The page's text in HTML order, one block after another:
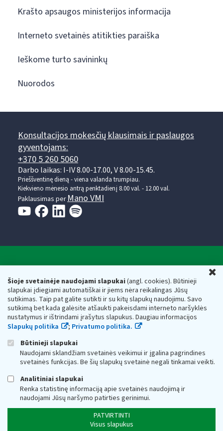
Šioje svetainėje naudojami slapukai(angl. cookies). Būtinieji
slapukai įdiegiami automatiškai ir jiems nėra reikalingas Jūsų
sutikimas. Taip pat galite sutikti ir su kitų slapukų naudojimu. Savo
sutikimą bet kada galėsite atšaukti pakeisdami interneto naršyklės
nustatymus ir ištrindami įrašytus slapukus. Daugiau informacijos
Slapukų politika
; Privatumo politika.
Būtinieji slapukai
Naudojami sklandžiam svetainės veikimui ir įgalina pagrindines
svetainės funkcijas. Be šių slapukų svetainė negali tinkamai veikti.
Analitiniai slapukai
Renka statistinę informaciją apie svetainės naudojimą ir
naudojami Jūsų naršymo patirties gerinimui.
PATVIRTINTI
Visus slapukus
Krašto apsaugos ministerijos informacija
Interneto svetainės atitikties paraiška
Ieškome turto savininkų
Nuorodos
Konsultacijos mokesčių klausimais ir paslaugos
gyventojams:
+370 5 260 5060
Darbo laikas: I-IV 8.00-17.00, V 8.00-15.45.
Prieššventinę dieną - viena valanda trumpiau.
Kiekvieno mėnesio antrą penktadienį 8.00 val. - 12.00 val.
Paklausimas per Mano VMI
Respublikos finansų ministerijos
Biudžetinė įstaiga. Juridinio asmens kodas — 188659752,
adresas: Vasario 16-osios g. 14, 01107 Vilnius, Lietuva, el.paštas:
vmi@vmi.lt, E. pristatymo dėžutės adresas 188659752
Duomenys apie Valstybinę mokesčių inspekciją prie Lietuvos
Respublikos finansų ministerijos kaupiami ir saugomi Juridinių